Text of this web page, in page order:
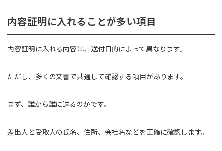
内容証明に入れることが多い項目
内容証明に入れる内容は、送付目的によって異なります。
ただし、多くの文書で共通して確認する項目があります。
まず、誰から誰に送るのかです。
差出人と受取人の氏名、住所、会社名などを正確に確認します。